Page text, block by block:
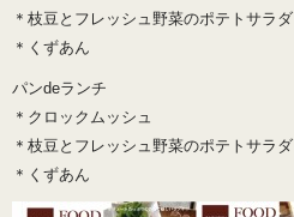
＊枝豆とフレッシュ野菜のポテトサラダ
＊くずあん
パンdeランチ
＊クロックムッシュ
＊枝豆とフレッシュ野菜のポテトサラダ
＊くずあん